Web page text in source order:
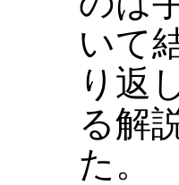
いて
り返
る解
た。